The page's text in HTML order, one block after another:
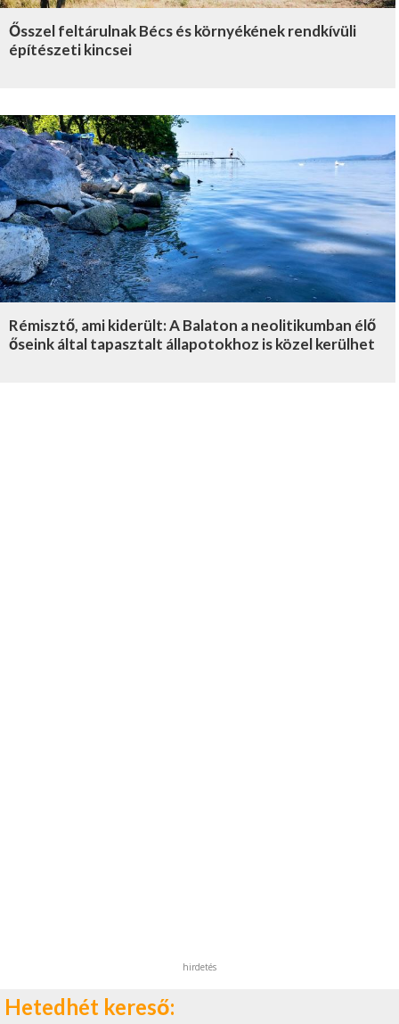
Ősszel feltárulnak Bécs és környékének rendkívüli
építészeti kincsei
Rémisztő, ami kiderült: A Balaton a neolitikumban élő
őseink által tapasztalt állapotokhoz is közel kerülhet
hirdetés
Hetedhét kereső: